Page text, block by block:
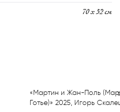
70 х 52 см
«Мартин и Жан-Поль
Готье)» 2025, Игорь